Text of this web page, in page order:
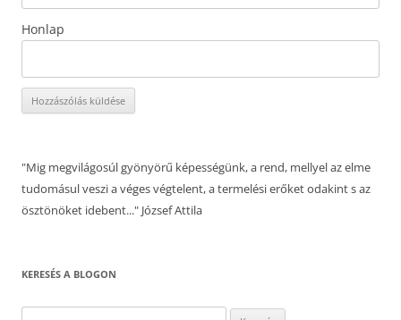
Honlap
"Mig megvilágosúl gyönyörű képességünk, a rend, mellyel az elme
tudomásul veszi a véges végtelent, a termelési erőket odakint s az
ösztönöket idebent..." József Attila
KERESÉS A BLOGON